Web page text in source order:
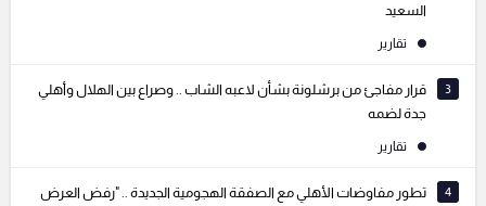
السعيد
تقارير
3
قرار مفاجئ من برشلونة بشأن لاعبه الشاب .. وصراع بين الهلال وأهلي
جدة لضمه
تقارير
4 تطور مفاوضات الأهلي مع الصفقة الهجومية الجديدة .. "رفض العرض